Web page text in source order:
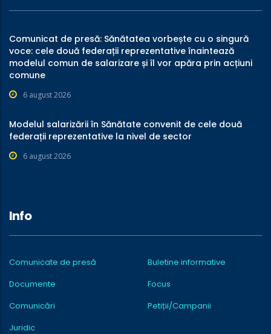
Comunicat de presă: Sănătatea vorbește cu o singură
voce: cele două federații reprezentative înaintează
modelul comun de salarizare și îl vor apăra prin acțiuni
comune
6 august 2026
Modelul salarizării în Sănătate convenit de cele două
federații reprezentative la nivel de sector
6 august 2026
Info
Comunicate de presă
Buletine informative
Documente
Focus
Comunicări
Petiții/Campanii
Juridic